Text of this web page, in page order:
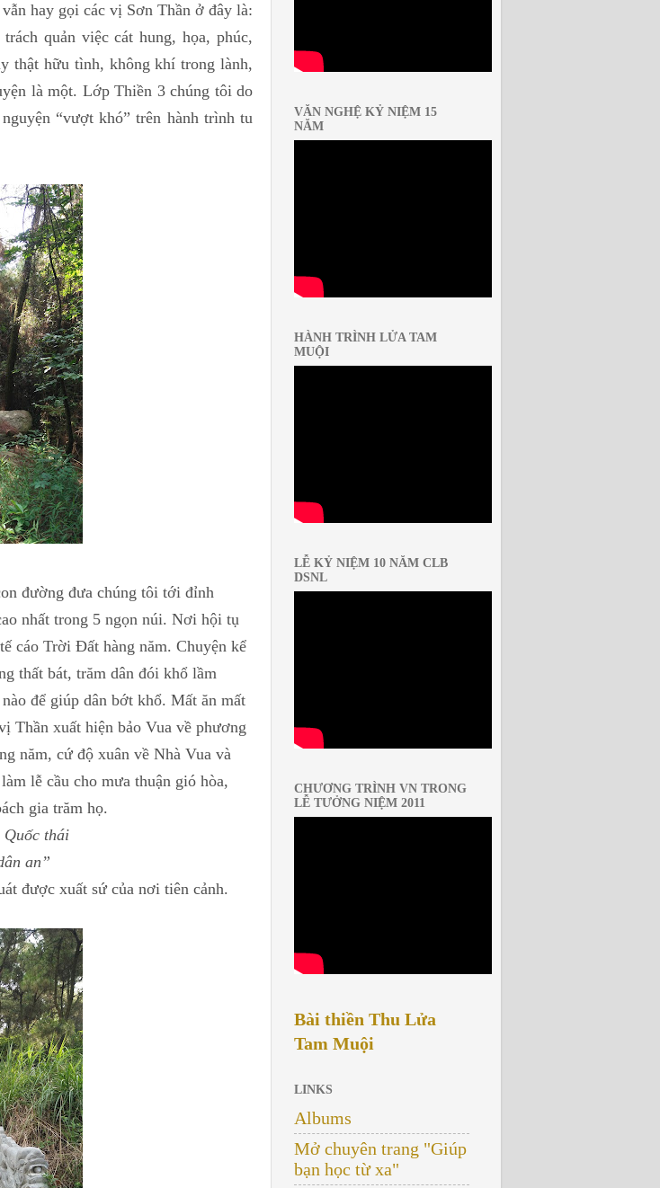
hay gọi các vị Sơn Thần ở đây là:
quản việc cát hung, họa, phúc,
thật hữu tình, không khí trong lành,
là một. Lớp Thiền 3 chúng tôi do
“vượt khó” trên hành trình tu
đường đưa chúng tôi tới đỉnh
nhất trong 5 ngọn núi. Nơi hội tụ
cáo Trời Đất hàng năm. Chuyện kể
thất bát, trăm dân đói khổ lầm
để giúp dân bớt khổ. Mất ăn mất
Thần xuất hiện bảo Vua về phương
năm, cứ độ xuân về Nhà Vua và
lễ cầu cho mưa thuận gió hòa,
gia trăm họ.
Quốc thái
an”
được xuất sứ của nơi tiên cảnh.
VĂN NGHỆ KỶ NIỆM 15
NĂM
HÀNH TRÌNH LỬA TAM
MUỘI
LỄ KỶ NIỆM 10 NĂM CLB
DSNL
CHƯƠNG TRÌNH VN TRONG
LỄ TƯỞNG NIỆM 2011
Bài thiền Thu Lửa
Tam Muội
LINKS
Albums
Mở chuyên trang "Giúp
bạn học từ xa"